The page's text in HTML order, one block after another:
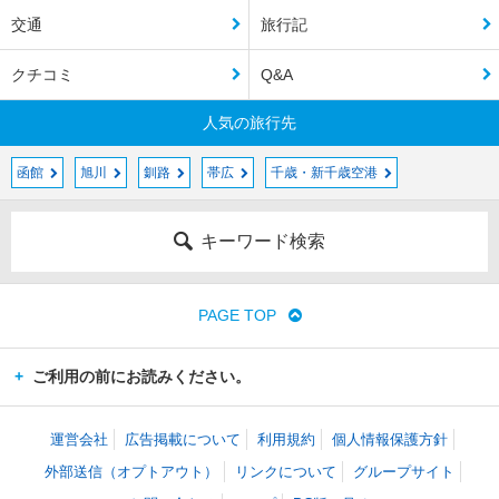
交通 旅行記
クチコミ Q&A
人気の旅行先
函館 旭川 釧路 帯広 千歳・新千歳空港
キーワード検索
PAGE TOP
ご利用の前にお読みください。
運営会社 広告掲載について 利用規約
個人情報保護方針
外部送信（オプトアウト）
リンクについて
グループサイト